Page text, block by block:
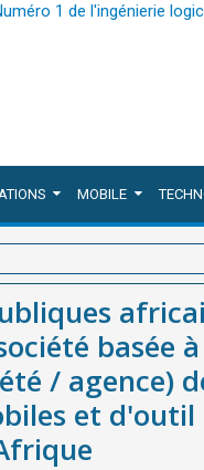
MOBILE
WEBGRAM (société
web et mobiles et
basée
/ agence)
et d'outil